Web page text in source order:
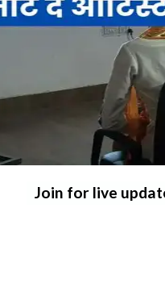
Join for live